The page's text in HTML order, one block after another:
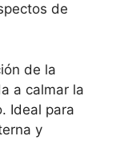
de
de la
a calmar la
Ideal para
y